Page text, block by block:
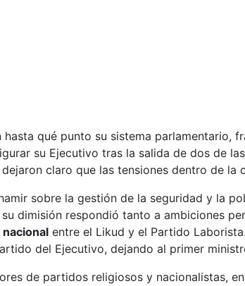
qué punto su sistema
su Ejecutivo tras la salida de dos de
claro que las tensiones dentro de
sobre la gestión de la seguridad y la
dimisión respondió tanto a ambiciones
entre el Likud y el Partido
del Ejecutivo, dejando al primer
de partidos religiosos y nacionalistas,